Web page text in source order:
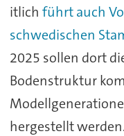
itlich führt auch
schwedischen
2025 sollen dort
Bodenstruktur
hergestellt